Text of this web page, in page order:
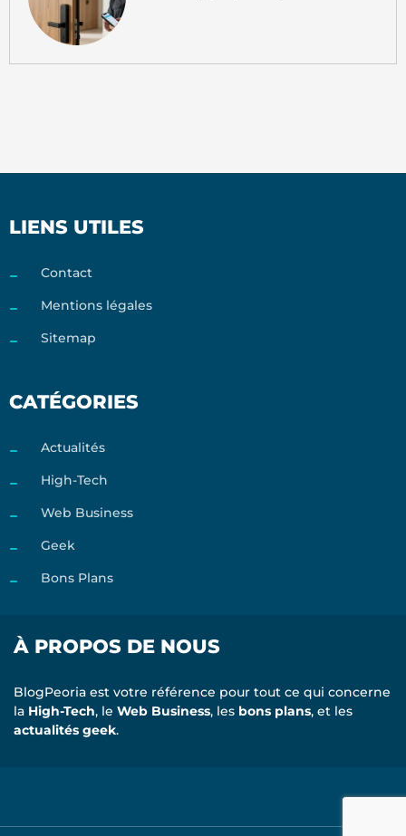
LIENS UTILES
Contact
Mentions légales
Sitemap
CATÉGORIES
Actualités
High-Tech
Web Business
Geek
Bons Plans
À PROPOS DE NOUS
BlogPeoria est votre référence pour tout ce qui concerne
la High-Tech, le Web Business, les bons plans, et les
actualités geek.